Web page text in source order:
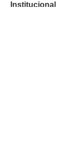
Institucional